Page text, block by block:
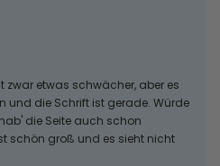
zwar etwas schwächer, aber es
und die Schrift ist gerade. Würde
die Seite auch schon
schön groß und es sieht nicht